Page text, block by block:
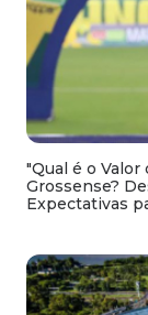
"Qual é o
Grossense?
Expectativas